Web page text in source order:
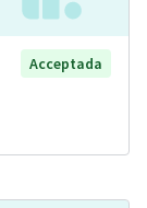
Acceptada